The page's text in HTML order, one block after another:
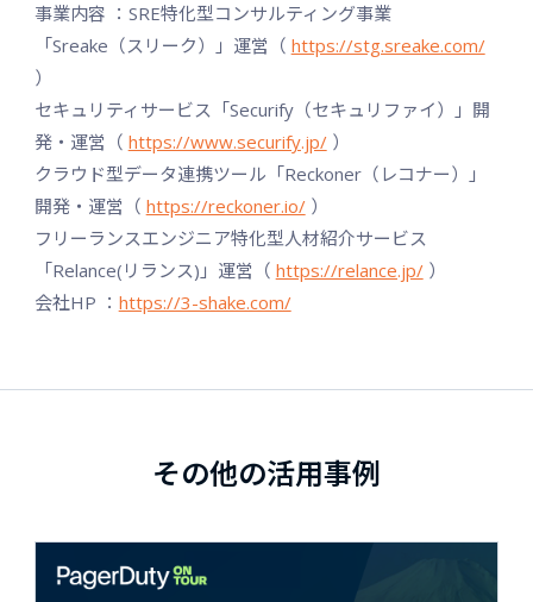
事業内容 ：SRE特化型コンサルティング事業
「Sreake（スリーク）」運営（ https://stg.sreake.com/
）
セキュリティサービス「Securify（セキュリファイ）」開
発・運営（ https://www.securify.jp/）
クラウド型データ連携ツール「Reckoner（レコナー）」
開発・運営（ https://reckoner.io/）
フリーランスエンジニア特化型人材紹介サービス
「Relance(リランス)」運営（ https://relance.jp/）
会社HP ： https://3-shake.com/
その他の活用事例